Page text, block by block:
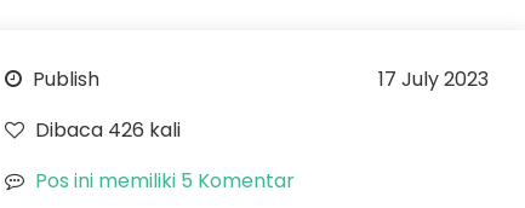
Publish
17 July 2023
Dibaca 426 kali
Pos ini memiliki 5 Komentar